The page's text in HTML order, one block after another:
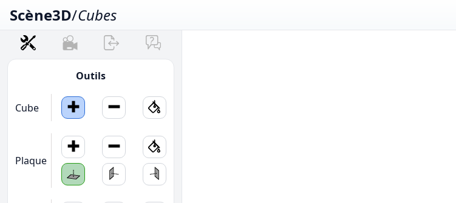
Scène3D/Cubes
Outils
Cube
Plaque